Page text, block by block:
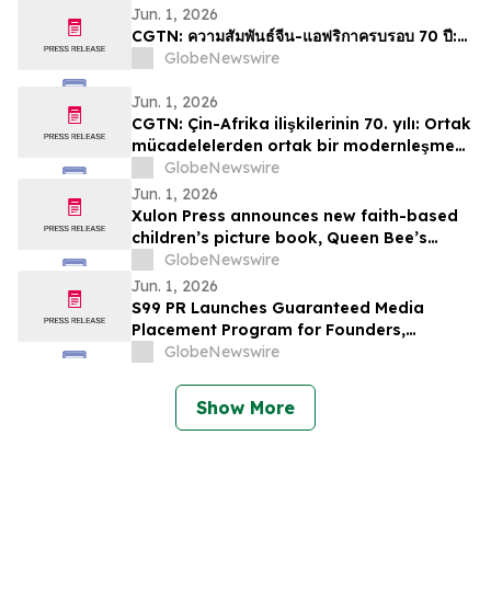
Jun. 1, 2026
CGTN: ความสัมพันธ์จีน-แอฟริกาครบรอบ 70 ปี:…
GlobeNewswire
Jun. 1, 2026
CGTN: Çin-Afrika ilişkilerinin 70. yılı: Ortak
mücadelelerden ortak bir modernleşme
hayaline
GlobeNewswire
Jun. 1, 2026
Xulon Press announces new faith-based
children’s picture book, Queen Bee’s
Garden of Virtues by Kristin Dean
GlobeNewswire
Jun. 1, 2026
S99 PR Launches Guaranteed Media
Placement Program for Founders,
Executives, and Brands Seeking Stronger
GlobeNewswire
Show More